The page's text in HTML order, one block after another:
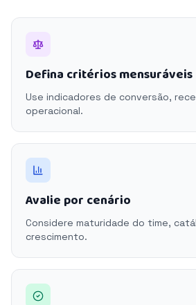
Defina critérios mensuráveis
Use indicadores de conversão,
operacional.
Avalie por cenário
Considere maturidade do time,
crescimento.